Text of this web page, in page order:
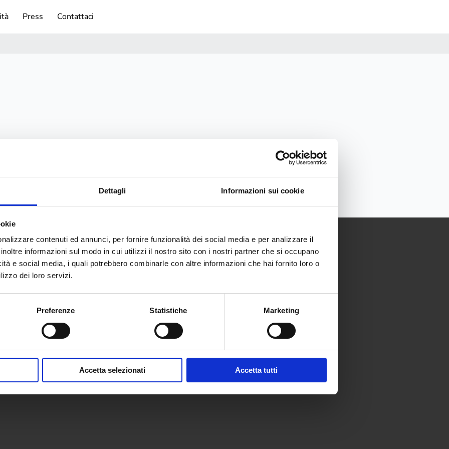
Dettagli Informazioni sui cookie
contenuti ed annunci, per fornire funzionalità dei social media e per analizzare il
informazioni sul modo in cui utilizzi il nostro sito con i nostri partner che si occupano
e social media, i quali potrebbero combinarle con altre informazioni che hai fornito loro o
dei loro servizi.
Preferenze Statistiche Marketing
Accetta selezionati Accetta tutti
Press Contattaci
e impianti
di gestione
Press
Privacy Policy